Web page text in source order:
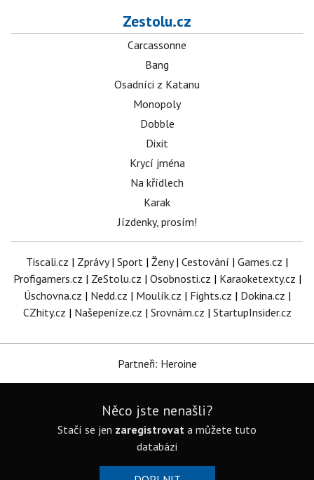
Zestolu.cz
Carcassonne
Bang
Osadníci z Katanu
Monopoly
Dobble
Dixit
Krycí jména
Na křídlech
Karak
Jízdenky, prosím!
Tiscali.cz | Zprávy| Sport | Ženy| Cestování | Games.cz |
Profigamers.cz | ZeStolu.cz | Osobnosti.cz | Karaoketexty.cz |
Úschovna.cz | Nedd.cz | Moulík.cz | Fights.cz | Dokina.cz |
CZhity.cz | Našepeníze.cz | Srovnám.cz | StartupInsider.cz
Partneři: Heroine
Něco jste nenašli?
Stačí se jen zaregistrovat a můžete tuto
databázi